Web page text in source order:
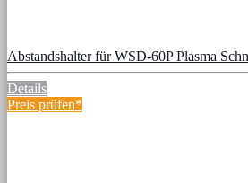
Abstandshalter für WSD-60P Plasma
Details
Preis prüfen*